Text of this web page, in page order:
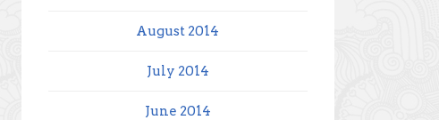
August 2014
July 2014
June 2014